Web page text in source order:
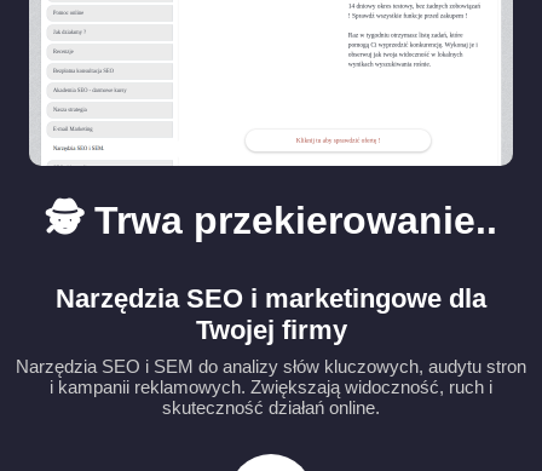
🕵️ Trwa przekierowanie..
Narzędzia SEO i marketingowe dla
Twojej firmy
Narzędzia SEO i SEM do analizy słów kluczowych, audytu stron
i kampanii reklamowych. Zwiększają widoczność, ruch i
skuteczność działań online.